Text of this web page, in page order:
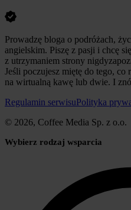
Prowadzę bloga o podróżach,
angielskim. Piszę z pasji i chcę
z utrzymaniem strony
Jeśli poczujesz miętę do tego, co
na wirtualną kawę lub dwie. I
Regulamin serwisuPolityka
© 2026, Coffee Media Sp. z o.o.
Wybierz rodzaj wsparcia